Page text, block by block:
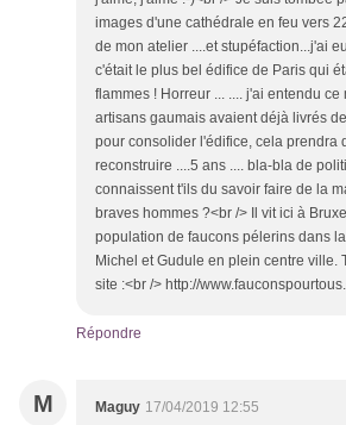
images d'une cathédrale en feu vers
de mon atelier ....et stupéfaction...j'ai
c'était le plus bel édifice de Paris qui
flammes ! Horreur ... .... j'ai entendu ce
artisans gaumais avaient déjà livrés
pour consolider l'édifice, cela prendra
reconstruire ....5 ans .... bla-bla de
connaissent t'ils du savoir faire de la
braves hommes ?<br /> Il vit ici à
population de faucons pélerins dans
Michel et Gudule en plein centre ville.
site :<br /> http://
Répondre
M Maguy 17/04/2019 12:55